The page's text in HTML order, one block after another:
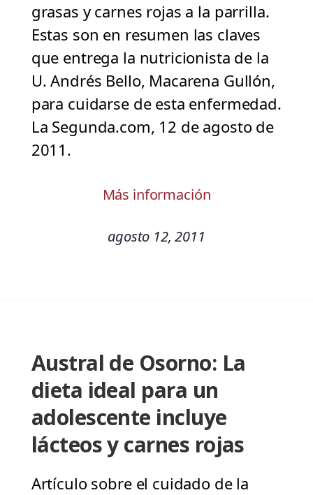
grasas y carnes rojas a la parrilla.
Estas son en resumen las claves
que entrega la nutricionista de la
U. Andrés Bello, Macarena Gullón,
para cuidarse de esta enfermedad.
La Segunda.com, 12 de agosto de
2011.
Más información
agosto 12, 2011
Austral de Osorno: La
dieta ideal para un
adolescente incluye
lácteos y carnes rojas
Artículo sobre el cuidado de la